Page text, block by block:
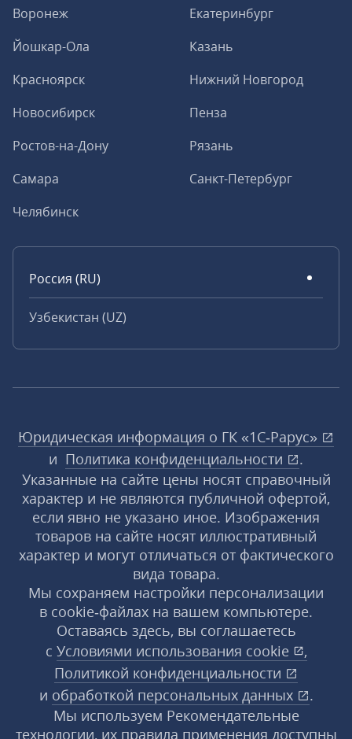
Воронеж
Екатеринбург
Йошкар-Ола
Казань
Красноярск
Нижний Новгород
Новосибирск
Пенза
Ростов-на-Дону
Рязань
Самара
Санкт-Петербург
Челябинск
Россия (RU)
Узбекистан (UZ)
Юридическая информация о ГК «1С‑Рарус»
и Политика конфиденциальности
.
Указанные на сайте цены носят справочный
характер и не являются публичной офертой,
если явно не указано иное. Изображения
товаров на сайте носят иллюстративный
характер и могут отличаться от фактического
вида товара.
Мы сохраняем настройки персонализации
в cookie‑файлах на вашем компьютере.
Оставаясь здесь, вы соглашаетесь
с Условиями использования cookie
,
Политикой конфиденциальности
и обработкой персональных данных
.
Мы используем Рекомендательные
технологии, их правила применения доступны